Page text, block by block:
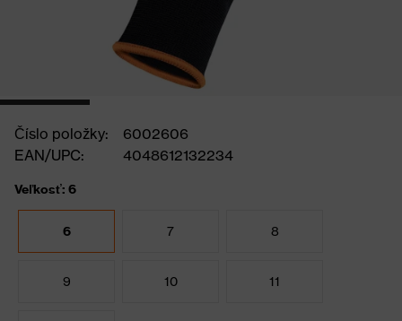
Číslo položky:
6002606
EAN/UPC:
4048612132234
Veľkosť: 6
6 7 8
9 10 11